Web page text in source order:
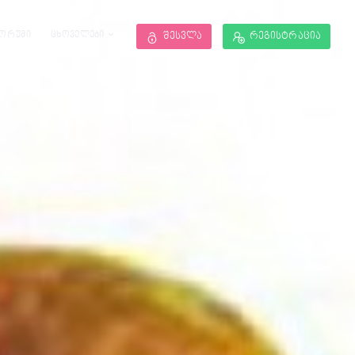
ცხოველები შესვლა რეგისტრაცია